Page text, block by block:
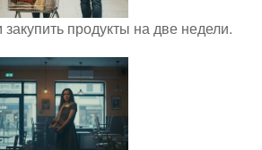
продукты на две недели.